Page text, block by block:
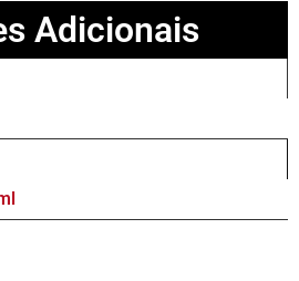
Adicionais